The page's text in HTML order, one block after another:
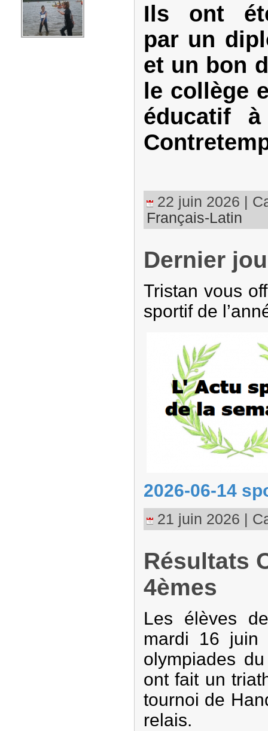
Ils ont
par un
et un bon
le collège
éducatif
22 juin 2026 |
Français-Latin
Dernier
Tristan vous
sportif de
2026-06-14
21 juin 2026 |
Résultats
4èmes
Les élèves
mardi 16
olympiades
ont fait un
tournoi de
relais.